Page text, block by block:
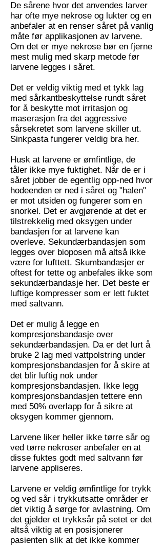
De sårene hvor det anvendes larver
har ofte mye nekrose og lukter og en
anbefaler at en renser såret på vanlig
måte før applikasjonen av larvene.
Om det er mye nekrose bør en fjerne
mest mulig med skarp metode før
larvene legges i såret.
Det er veldig viktig med et tykk lag
med sårkantbeskyttelse rundt såret
for å beskytte mot irritasjon og
maserasjon fra det aggressive
sårsekretet som larvene skiller ut.
Sinkpasta fungerer veldig bra her.
Husk at larvene er ømfintlige, de
tåler ikke mye fuktighet. Når de er i
såret jobber de egentlig opp-ned hvor
hodeenden er ned i såret og "halen"
er mot utsiden og fungerer som en
snorkel. Det er avgjørende at det er
tilstrekkelig med oksygen under
bandasjen for at larvene kan
overleve. Sekundærbandasjen som
legges over bioposen må altså ikke
være for lufttett. Skumbandasjer er
oftest for tette og anbefales ikke som
sekundærbandasje her. Det beste er
luftige kompresser som er lett fuktet
med saltvann.
Det er mulig å legge en
kompresjonsbandasje over
sekundærbandasjen. Da er det lurt å
bruke 2 lag med vattpolstring under
kompresjonsbandasjen for å skire at
det blir luftig nok under
kompresjonsbandasjen. Ikke legg
kompresjonsbandasjen tettere enn
med 50% overlapp for å sikre at
oksygen kommer gjennom.
Larvene liker heller ikke tørre sår og
ved tørre nekroser anbefaler en at
disse fuktes godt med saltvann før
larvene appliseres.
Larvene er veldig ømfintlige for trykk
og ved sår i trykkutsatte områder er
det viktig å sørge for avlastning. Om
det gjelder et trykksår på setet er det
altså viktig at en posisjonerer
pasienten slik at det ikke kommer